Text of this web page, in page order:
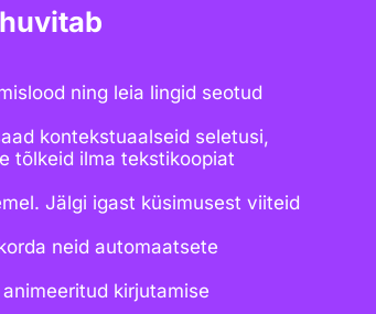
ning leia lingid seotud
kontekstuaalseid seletusi,
tõlkeid ilma tekstikoopiat
Jälgi igast küsimusest viiteid
neid automaatsete
kirjutamise